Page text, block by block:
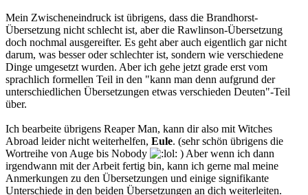
Mein Zwischeneindruck ist übrigens, dass die Brandhorst-
Übersetzung nicht schlecht ist, aber die Rawlinson-Übersetzung
doch nochmal ausgereifter. Es geht aber auch eigentlich gar nicht
darum, was besser oder schlechter ist, sondern wie verschiedene
Dinge umgesetzt wurden. Aber ich gehe jetzt grade erst vom
sprachlich formellen Teil in den "kann man denn aufgrund der
unterschiedlichen Übersetzungen etwas verschieden Deuten"-Teil
über.
Ich bearbeite übrigens Reaper Man, kann dir also mit Witches
Abroad leider nicht weiterhelfen, Eule. (sehr schön übrigens die
Wortreihe von Auge bis Nobody
) Aber wenn ich dann
irgendwann mit der Arbeit fertig bin, kann ich gerne mal meine
Anmerkungen zu den Übersetzungen und einige signifikante
Unterschiede in den beiden Übersetzungen an dich weiterleiten.